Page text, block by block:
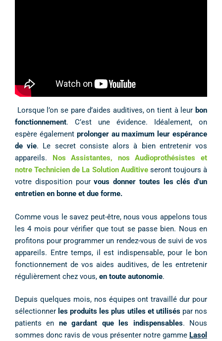
Lorsque l’on se pare d’aides auditives, on tient à leur bon
fonctionnement. C’est une évidence. Idéalement, on
espère également prolonger au maximum leur espérance
de vie. Le secret consiste alors à bien entretenir vos
appareils. Nos Assistantes, nos Audioprothésistes et
notre Technicien de La Solution Auditive seront toujours à
votre disposition pourvous donner toutes les clés d’un
entretien en bonne et due forme.
Comme vous le savez peut-être, nous vous appelons tous
les 4 mois pour vérifier que tout se passe bien. Nous en
profitons pour programmer un rendez-vous de suivi de vos
appareils. Entre temps, il est indispensable, pour le bon
fonctionnement de vos aides auditives, de les entretenir
régulièrement chez vous, en toute autonomie.
Depuis quelques mois, nos équipes ont travaillé dur pour
sélectionner les produits les plus utiles et utiliséspar nos
patients en ne gardant que les indispensables. Nous
sommes donc ravis de vous présenter notre gamme Lasol